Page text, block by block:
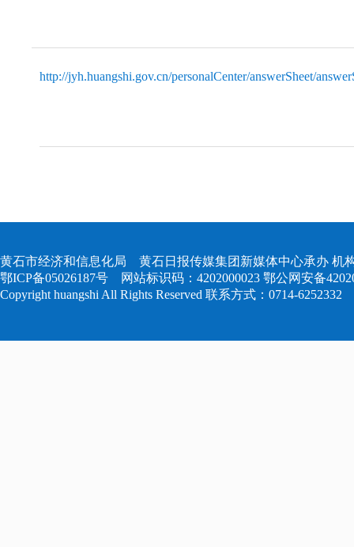
http://jyh.huangshi.gov.cn/personalCenter/answerSheet/
黄石市经济和信息化局 黄石日报传媒集团新媒体中心承办 机
鄂ICP备05026187号 网站标识码：4202000023 鄂公网安备
Copyright huangshi All Rights Reserved 联系方式：0714-6252332